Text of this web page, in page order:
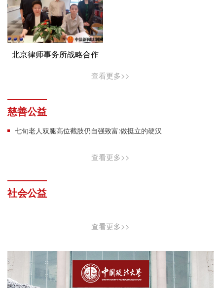
北京律师事务所战略合作
查看更多>>
慈善公益
七旬老人双腿高位截肢仍自强致富:做挺立的硬汉
查看更多>>
社会公益
查看更多>>